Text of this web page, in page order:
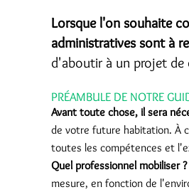
Lorsque l'on souhaite
administratives sont à
d'aboutir à un projet de
PRÉAMBULE DE NOTRE
Avant toute chose, il sera
de votre future habitation. À
toutes les compétences et
Quel professionnel mobiliser ?
mesure, en fonction de